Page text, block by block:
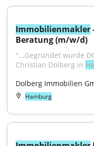
Immobilienmakler
Beratung (m/w/d)
"...Gegründet wurde
Christian Dolberg in
Dolberg Immobilien
Hamburg